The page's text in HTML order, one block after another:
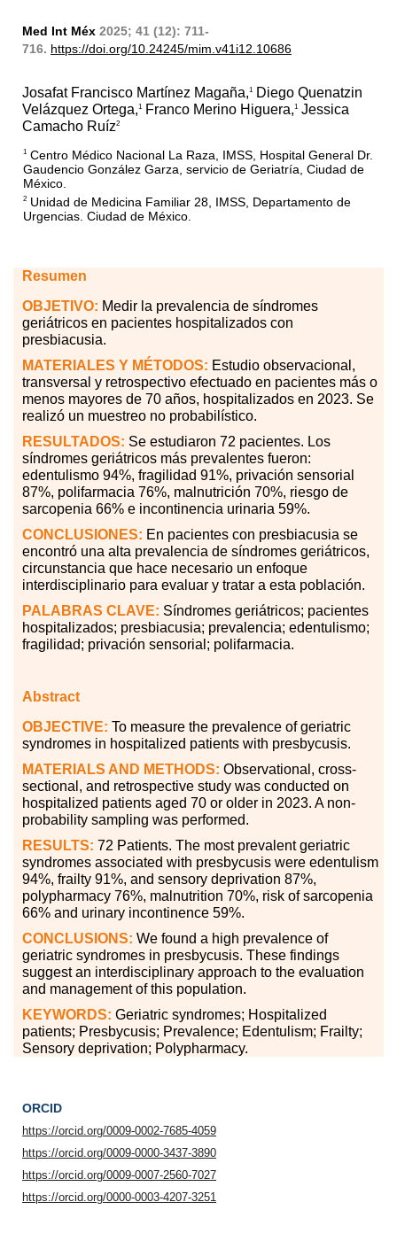
Med Int Méx 2025; 41 (12): 711-
716. https://doi.org/10.24245/mim.v41i12.10686
Josafat Francisco Martínez Magaña,1
Diego Quenatzin
Velázquez Ortega,1 Franco Merino Higuera,1 Jessica
Camacho Ruíz2
1 Centro Médico Nacional La Raza, IMSS, Hospital General Dr.
Gaudencio González Garza, servicio de Geriatría, Ciudad de
México.
2 Unidad de Medicina Familiar 28, IMSS, Departamento de
Urgencias. Ciudad de México.
Resumen
OBJETIVO: Medir la prevalencia de síndromes
geriátricos en pacientes hospitalizados con
presbiacusia.
MATERIALES Y MÉTODOS: Estudio observacional,
transversal y retrospectivo efectuado en pacientes más o
menos mayores de 70 años, hospitalizados en 2023. Se
realizó un muestreo no probabilístico.
RESULTADOS: Se estudiaron 72 pacientes. Los
síndromes geriátricos más prevalentes fueron:
edentulismo 94%, fragilidad 91%, privación sensorial
87%, polifarmacia 76%, malnutrición 70%, riesgo de
sarcopenia 66% e incontinencia urinaria 59%.
CONCLUSIONES: En pacientes con presbiacusia se
encontró una alta prevalencia de síndromes geriátricos,
circunstancia que hace necesario un enfoque
interdisciplinario para evaluar y tratar a esta población.
PALABRAS CLAVE: Síndromes geriátricos; pacientes
hospitalizados; presbiacusia; prevalencia; edentulismo;
fragilidad; privación sensorial; polifarmacia.
Abstract
OBJECTIVE: To measure the prevalence of geriatric
syndromes in hospitalized patients with presbycusis.
MATERIALS AND METHODS: Observational, cross-
sectional, and retrospective study was conducted on
hospitalized patients aged 70 or older in 2023. A non-
probability sampling was performed.
RESULTS: 72 Patients. The most prevalent geriatric
syndromes associated with presbycusis were edentulism
94%, frailty 91%, and sensory deprivation 87%,
polypharmacy 76%, malnutrition 70%, risk of sarcopenia
66% and urinary incontinence 59%.
CONCLUSIONS: We found a high prevalence of
geriatric syndromes in presbycusis. These findings
suggest an interdisciplinary approach to the evaluation
and management of this population.
KEYWORDS: Geriatric syndromes; Hospitalized
patients; Presbycusis; Prevalence; Edentulism; Frailty;
Sensory deprivation; Polypharmacy.
ORCID
https://orcid.org/0009-0002-7685-4059
https://orcid.org/0009-0000-3437-3890
https://orcid.org/0009-0007-2560-7027
https://orcid.org/0000-0003-4207-3251